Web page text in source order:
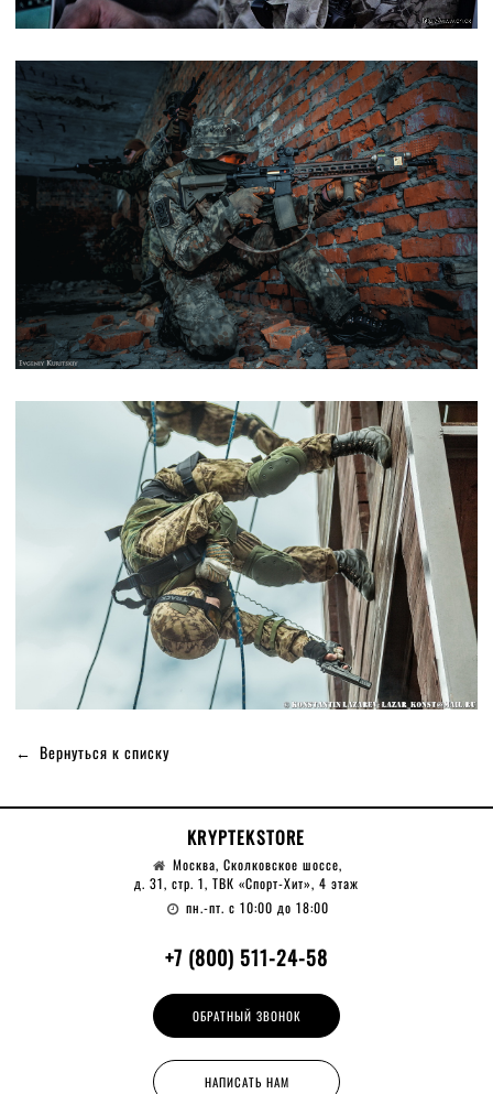
Вернуться к списку
KRYPTEKSTORE
Москва, Сколковское шоссе,
д. 31, стр. 1, ТВК «Спорт-Хит», 4 этаж
пн.-пт. с 10:00 до 18:00
+7 (800) 511-24-58
ОБРАТНЫЙ ЗВОНОК
НАПИСАТЬ НАМ